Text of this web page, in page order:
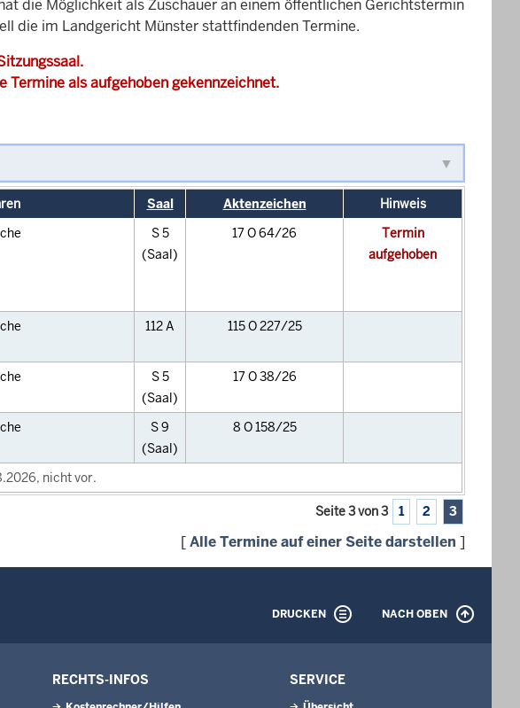
die Möglichkeit als Zuschauer an einem öffentlichen Gerichtstermin
die im Landgericht Münster stattfindenden Termine.
Termine als aufgehoben gekennzeichnet.
Saal Aktenzeichen
Hinweis
S 5
(Saal)
17 O 64/26
Termin
aufgehoben
112 A 115 O 227/25
S 5
(Saal)
17 O 38/26
S 9
(Saal)
8 O 158/25
nicht vor.
Seite 3 von 3 1 2 3
[Alle Termine auf einer Seite darstellen ]
DRUCKEN NACH OBEN
RECHTS-INFOS SERVICE